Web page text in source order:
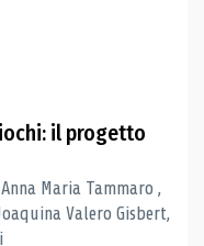
il progetto
Maria Tammaro ,
Valero Gisbert,